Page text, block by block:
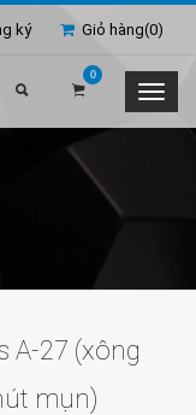
Giỏ hàng(0)
ký
0
A-27 (xông
mụn)